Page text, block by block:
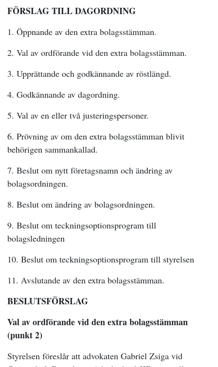
FÖRSLAG TILL DAGORDNING
1. Öppnande av den extra bolagsstämman.
2. Val av ordförande vid den extra bolagsstämman.
3. Upprättande och godkännande av röstlängd.
4. Godkännande av dagordning.
5. Val av en eller två justeringspersoner.
6. Prövning av om den extra bolagsstämman blivit
behörigen sammankallad.
7. Beslut om nytt företagsnamn och ändring av
bolagsordningen.
8. Beslut om ändring av bolagsordningen.
9. Beslut om teckningsoptionsprogram till
bolagsledningen
10. Beslut om teckningsoptionsprogram till styrelsen
11. Avslutande av den extra bolagsstämman.
BESLUTSFÖRSLAG
Val av ordförande vid den extra bolagsstämman
(punkt 2)
Styrelsen föreslår att advokaten Gabriel Zsiga vid